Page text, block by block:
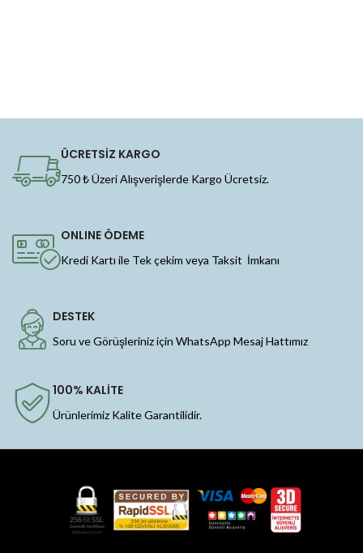
ÜCRETSİZ KARGO
750 ₺ Üzeri Alışverişlerde Kargo Ücretsiz.
ONLINE ÖDEME
Kredi Kartı ile Tek çekim veya Taksit İmkanı
DESTEK
Soru ve Görüşleriniz için WhatsApp Mesaj Hattımız
100% KALİTE
Ürünlerimiz Kalite Garantilidir.